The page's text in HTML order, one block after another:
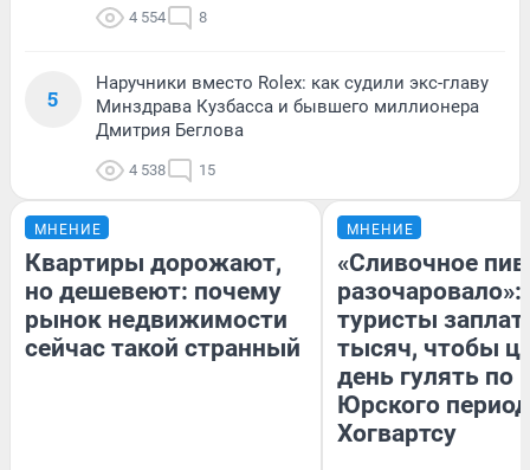
4 554 8
5
Наручники вместо Rolex: как судили экс-главу
Минздрава Кузбасса и бывшего миллионера
Дмитрия Беглова
4 538 15
МНЕНИЕ
Квартиры дорожают,
но дешевеют: почему
рынок недвижимости
сейчас такой странный
МНЕНИЕ
«Сливочное
разочаровало»:
туристы
тысяч, чтобы
день гулять по
Юрского
Хогвартсу